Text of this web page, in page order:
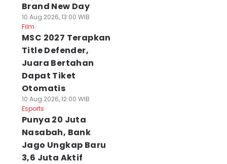
Brand New Day
10 Aug 2026, 13:00 WIB
Film
MSC 2027 Terapkan
Title Defender,
Juara Bertahan
Dapat Tiket
Otomatis
10 Aug 2026, 12:00 WIB
Esports
Punya 20 Juta
Nasabah, Bank
Jago Ungkap Baru
3,6 Juta Aktif